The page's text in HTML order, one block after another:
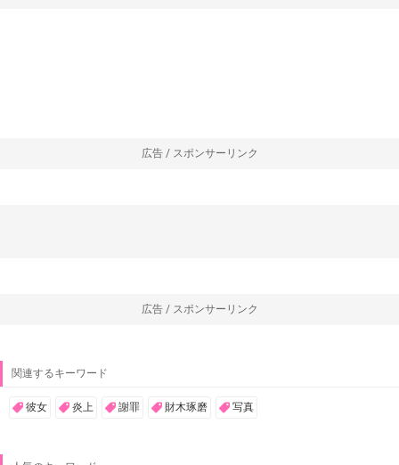
広告 / スポンサーリンク
広告 / スポンサーリンク
関連するキーワード
彼女 炎上 謝罪 財木琢磨 写真